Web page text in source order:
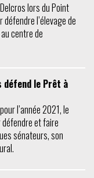
lors du Point
l’élevage de
centre de
défend le Prêt à
l’année 2021, le
et faire
sénateurs, son